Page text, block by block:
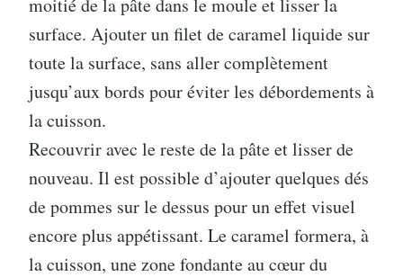
surface. Ajouter un filet de caramel liquide sur
toute la surface, sans aller complètement
jusqu’aux bords pour éviter les débordements à
la cuisson.
Recouvrir avec le reste de la pâte et lisser de
nouveau. Il est possible d’ajouter quelques dés
de pommes sur le dessus pour un effet visuel
encore plus appétissant. Le caramel formera, à
la cuisson, une zone fondante au cœur du